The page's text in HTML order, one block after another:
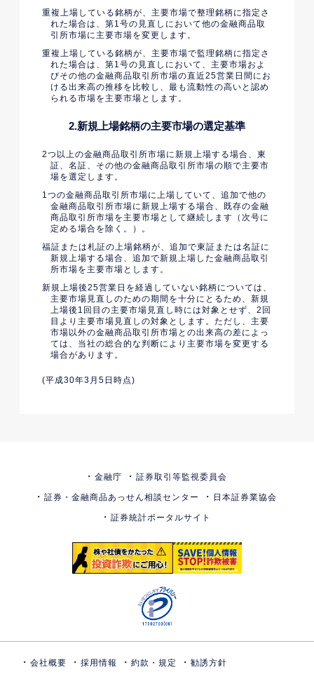
重複上場している銘柄が、主要市場で整理銘柄に指定さ
れた場合は、第1号の見直しにおいて他の金融商品取
引所市場に主要市場を変更します。
重複上場している銘柄が、主要市場で監理銘柄に指定さ
れた場合は、第1号の見直しにおいて、主要市場およ
びその他の金融商品取引所市場の直近25営業日間にお
ける出来高の推移を比較し、最も流動性の高いと認め
られる市場を主要市場とします。
2.新規上場銘柄の主要市場の選定基準
2つ以上の金融商品取引所市場に新規上場する場合、東
証、名証、その他の金融商品取引所市場の順で主要市
場を選定します。
1つの金融商品取引所市場に上場していて、追加で他の
金融商品取引所市場に新規上場する場合、既存の金融
商品取引所市場を主要市場として継続します（次号に
定める場合を除く。）。
福証または札証の上場銘柄が、追加で東証または名証に
新規上場する場合、追加で新規上場した金融商品取引
所市場を主要市場とします。
新規上場後25営業日を経過していない銘柄については、
主要市場見直しのための期間を十分にとるため、新規
上場後1回目の主要市場見直し時には対象とせず、2回
目より主要市場見直しの対象とします。ただし、主要
市場以外の金融商品取引所市場との出来高の差によっ
ては、当社の総合的な判断により主要市場を変更する
場合があります。
(平成30年3月5日時点)
金融庁 証券取引等監視委員会
証券・金融商品あっせん相談センター 日本証券業協会
証券統計ポータルサイト
会社概要 採用情報 約款・規定 勧誘方針